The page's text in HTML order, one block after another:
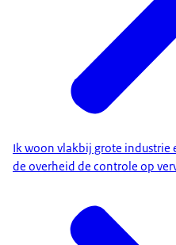
Ik woon vlakbij grote industrie
de overheid de controle op